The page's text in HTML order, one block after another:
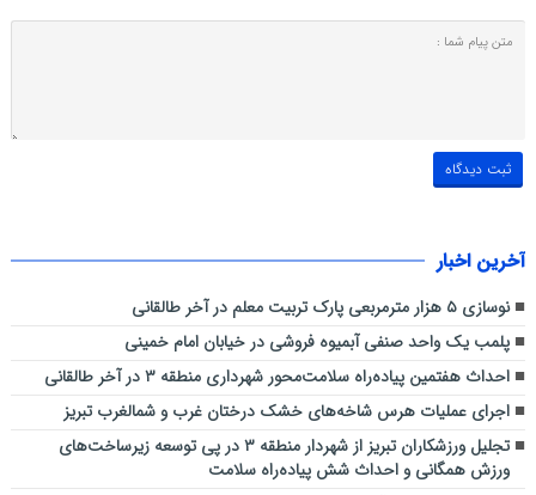
آخرین اخبار
نوسازی ۵ هزار مترمربعی پارک تربیت معلم در آخر طالقانی
پلمب یک واحد صنفی آبمیوه فروشی در خیابان امام خمینی
احداث هفتمین پیاده‌راه سلامت‌محور شهرداری منطقه ۳ در آخر طالقانی
اجرای عملیات هرس شاخه‌های خشک درختان غرب و شمالغرب تبریز
تجلیل ورزشکاران تبریز از شهردار منطقه ۳ در پی توسعه زیرساخت‌های
ورزش همگانی و احداث شش پیاده‌راه سلامت